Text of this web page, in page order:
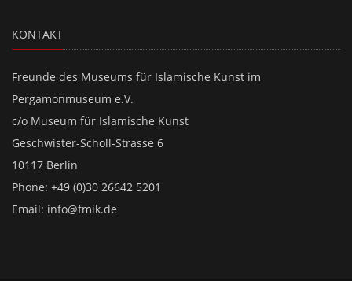
KONTAKT
Freunde des Museums für Islamische Kunst im
Pergamonmuseum e.V.
c/o Museum für Islamische Kunst
Geschwister-Scholl-Strasse 6
10117 Berlin
Phone: +49 (0)30 26642 5201
Email: info@fmik.de